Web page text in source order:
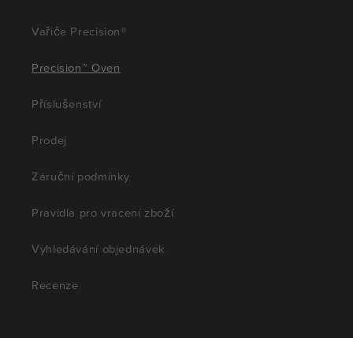
Vařiče Precision®
Precision™ Oven
Příslušenství
Prodej
Záruční podmínky
Pravidla pro vracení zboží
Vyhledávání objednávek
Recenze